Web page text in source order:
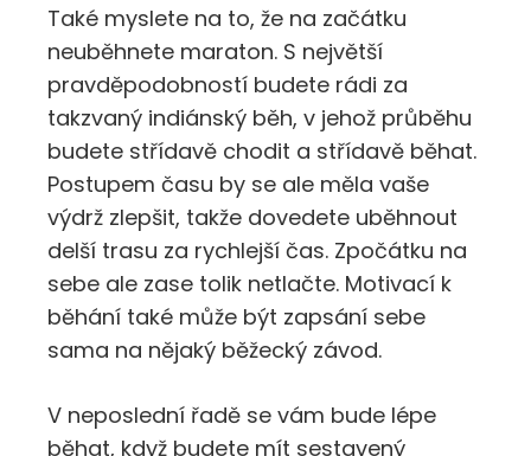
Také myslete na to, že na začátku
neuběhnete maraton. S největší
pravděpodobností budete rádi za
takzvaný indiánský běh, v jehož průběhu
budete střídavě chodit a střídavě běhat.
Postupem času by se ale měla vaše
výdrž zlepšit, takže dovedete uběhnout
delší trasu za rychlejší čas. Zpočátku na
sebe ale zase tolik netlačte. Motivací k
běhání také může být zapsání sebe
sama na nějaký běžecký závod.
V neposlední řadě se vám bude lépe
běhat, když budete mít sestavený